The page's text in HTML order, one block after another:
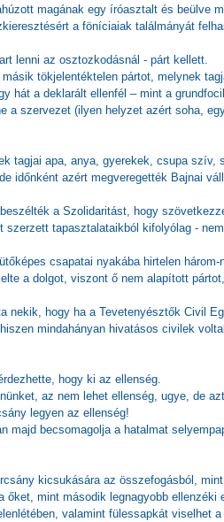
magának egy íróasztalt és beülve
a föníciaiak találmányát
lenni az osztozkodásnál - párt kellett.
tökjelentéktelen pártot, melynek
hát a deklarált ellenfél – mint a
a szervezet (ilyen helyzet azért soha,
tagjai apa, anya, gyerekek, csupa szív,
időnként azért megveregették Bajnai
a Szolidaritást, hogy
tapasztalataikból kifolyólag -
csapatai nyakába hirtelen
a dolgot, viszont ő nem alapított
nekik, hogy ha a Tevetenyésztők Civil
mindahányan hivatásos civilek
hogy ki az ellenség.
az nem lehet ellenség, ugye, de
legyen az ellenség!
majd becsomagolja a hatalmat
kicsukására az összefogásból,
mint második legnagyobb ellenzéki
valamint fülessapkát viselhet a